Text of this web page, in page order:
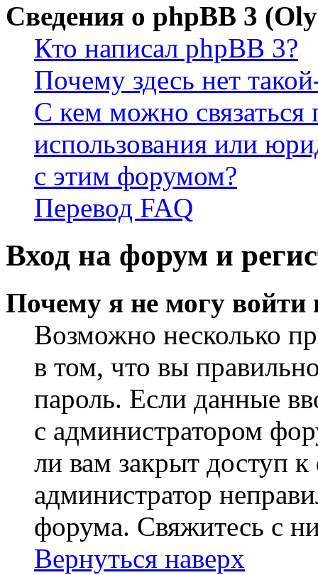
Сведения о phpBB 3
Кто написал phpBB 3?
Почему здесь нет
С кем можно связаться
использования или
с этим форумом?
Перевод FAQ
Вход на форум и
Почему я не могу войти
Возможно несколько
в том, что вы
пароль. Если данные
с администратором
ли вам закрыт доступ
администратор
форума. Свяжитесь с
Вернуться наверх